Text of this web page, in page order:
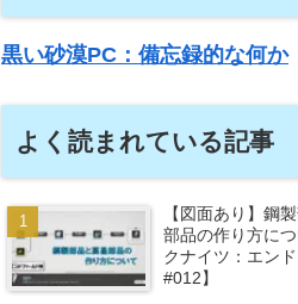
黒い砂漠PC：備忘録的な何か
よく読まれている記事
【図面あり】鋼
部品の作り方に
クナイツ：エン
#012】